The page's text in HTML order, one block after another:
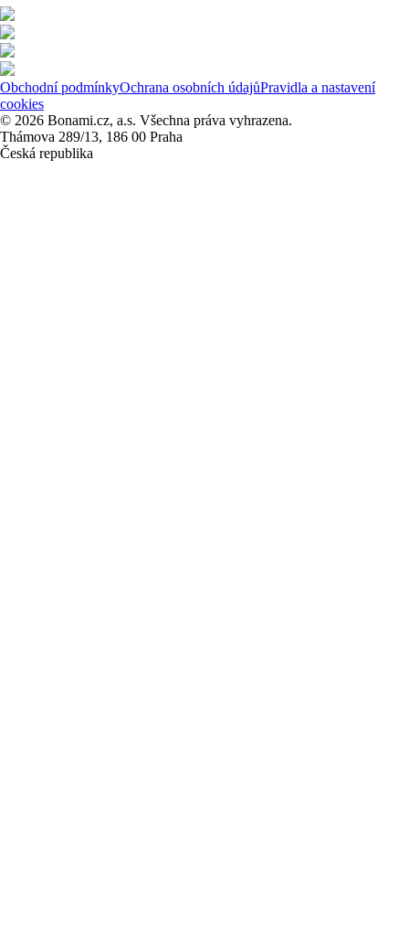
Obchodní podmínkyOchrana osobních údajůPravidla a nastavení
cookies
© 2026 Bonami.cz, a.s. Všechna práva vyhrazena.
Thámova 289/13, 186 00 Praha
Česká republika